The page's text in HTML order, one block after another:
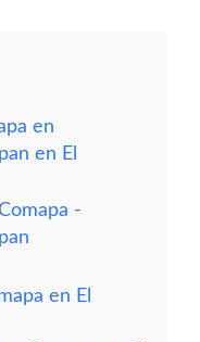
en
en El
-
en El